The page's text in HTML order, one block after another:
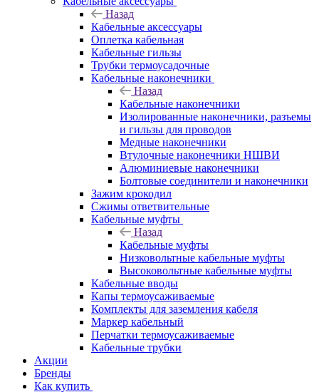
Назад
Кабельные аксессуары
Оплетка кабельная
Кабельные гильзы
Трубки термоусадочные
Кабельные наконечники
Назад
Кабельные наконечники
Изолированные наконечники, разъемы
и гильзы для проводов
Медные наконечники
Втулочные наконечники НШВИ
Алюминиевые наконечники
Болтовые соединители и наконечники
Зажим крокодил
Сжимы ответвительные
Кабельные муфты
Назад
Кабельные муфты
Низковольтные кабельные муфты
Высоковольтные кабельные муфты
Кабельные вводы
Капы термоусаживаемые
Комплекты для заземления кабеля
Маркер кабельный
Перчатки термоусаживаемые
Кабельные трубки
Акции
Бренды
Как купить